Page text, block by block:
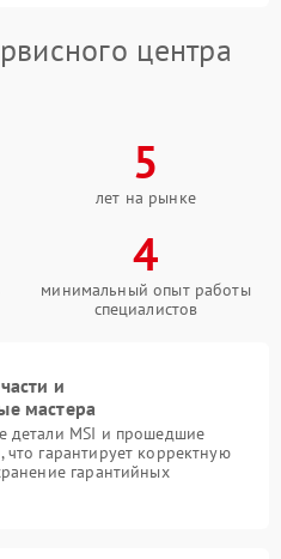
центра
5
лет на рынке
4
минимальный опыт работы
специалистов
и
мастера
детали MSI и прошедшие
гарантирует корректную
гарантийных